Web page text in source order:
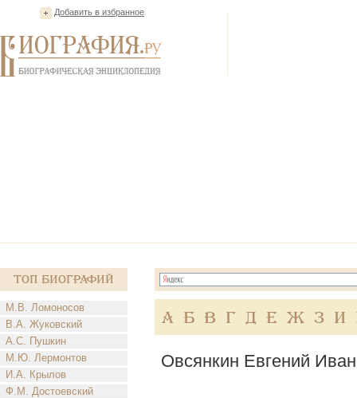
Добавить в избранное
Топ Биографий
М.В. Ломоносов
В.А. Жуковский
А.С. Пушкин
М.Ю. Лермонтов
И.А. Крылов
Ф.М. Достоевский
А Б В Г Д Е Ж З И
Овсянкин Евгений